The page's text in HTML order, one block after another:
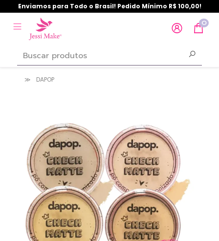
Enviamos para Todo o Brasil! Pedido Mínimo R$ 100,00!
0
DAPOP